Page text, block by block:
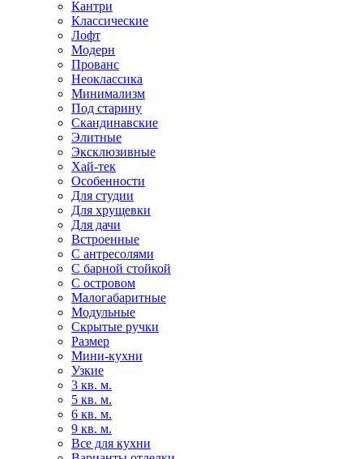
Кантри
Классические
Лофт
Модерн
Прованс
Неоклассика
Минимализм
Под старину
Скандинавские
Элитные
Эксклюзивные
Хай-тек
Особенности
Для студии
Для хрущевки
Для дачи
Встроенные
С антресолями
С барной стойкой
С островом
Малогабаритные
Модульные
Скрытые ручки
Размер
Мини-кухни
Узкие
3 кв. м.
5 кв. м.
6 кв. м.
9 кв. м.
Все для кухни